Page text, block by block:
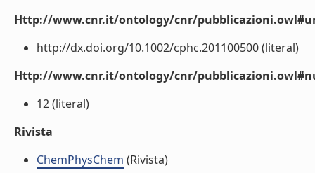
Http://www.cnr.it/ontology/cnr/
http://dx.doi.org/10.1002/cphc.201100500 (literal)
Http://www.cnr.it/ontology/cnr/
12 (literal)
Rivista
ChemPhysChem (Rivista)